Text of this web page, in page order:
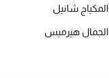
المكياج شانيل
الجمال هيرميس